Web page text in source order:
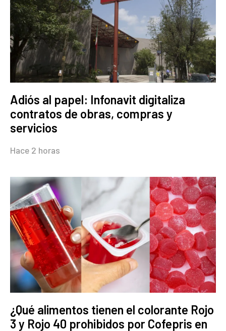
Adiós al papel: Infonavit digitaliza
contratos de obras, compras y
servicios
Hace 2 horas
¿Qué alimentos tienen el colorante Rojo
3 y Rojo 40 prohibidos por Cofepris en